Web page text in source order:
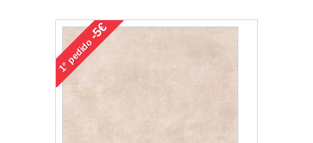
1°
pedido
-5€